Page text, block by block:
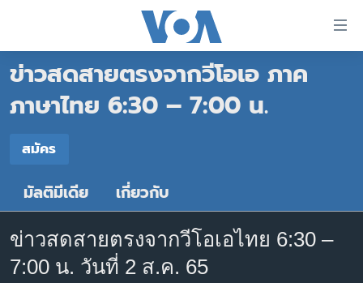
ต่อ
ไป
หลัก
หน้า
หลัก
ไป
หน้าหลัก
โลก
เอเชีย
ไทย
ธุรกิจ
วิทยาศาสตร์
ข่าวสดสายตรงจากวีโอเอ ภาค
ภาษาไทย 6:30 – 7:00 น.
สมัคร
Spotify
สมัคร
มัลติมีเดีย เกี่ยวกับ
ข่าวสดสายตรงจากวีโอเอไทย 6:30 –
7:00 น. วันที่ 2 ส.ค. 65